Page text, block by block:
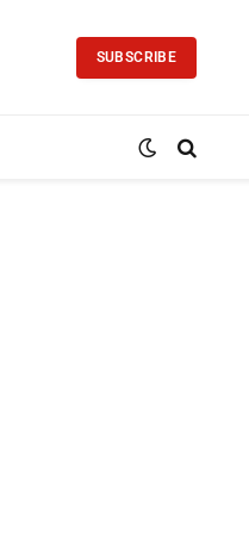
SUBSCRIBE